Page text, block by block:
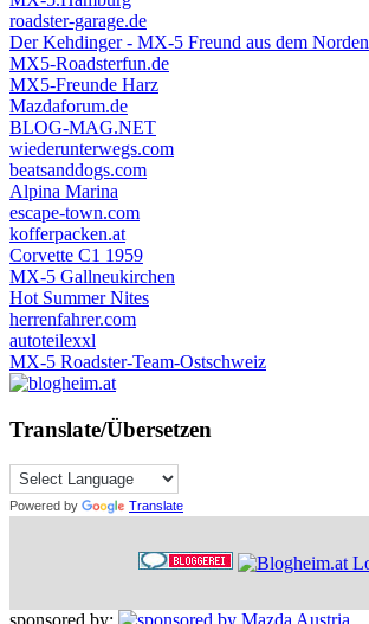
roadster-garage.de
Der Kehdinger - MX-5 Freund aus dem Norden
MX5-Roadsterfun.de
MX5-Freunde Harz
Mazdaforum.de
BLOG-MAG.NET
wiederunterwegs.com
beatsanddogs.com
Alpina Marina
escape-town.com
kofferpacken.at
Corvette C1 1959
MX-5 Gallneukirchen
Hot Summer Nites
herrenfahrer.com
autoteilexxl
MX-5 Roadster-Team-Ostschweiz
Translate/Übersetzen
Powered by Translate
sponsored by: